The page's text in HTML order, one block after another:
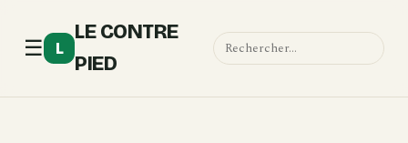
☰ L
LE CONTRE
PIED